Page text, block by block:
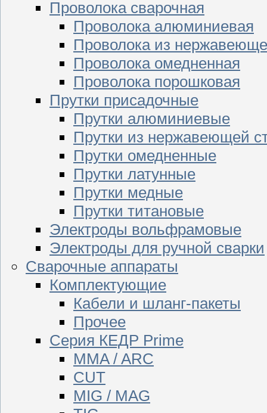
Проволока сварочная
Проволока алюминиевая
Проволока из
Проволока омедненная
Проволока порошковая
Прутки присадочные
Прутки алюминиевые
Прутки из нержавеющей
Прутки омедненные
Прутки латунные
Прутки медные
Прутки титановые
Электроды вольфрамовые
Электроды для ручной сварки
Сварочные аппараты
Комплектующие
Кабели и шланг-пакеты
Прочее
Серия КЕДР Prime
MMA / ARC
CUT
MIG / MAG